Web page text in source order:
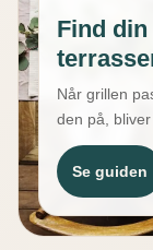
Find
Når grillen
den på,
Se guiden